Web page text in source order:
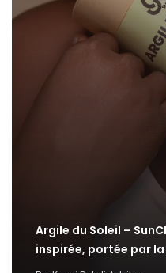
Argile du Soleil –
inspirée, portée par